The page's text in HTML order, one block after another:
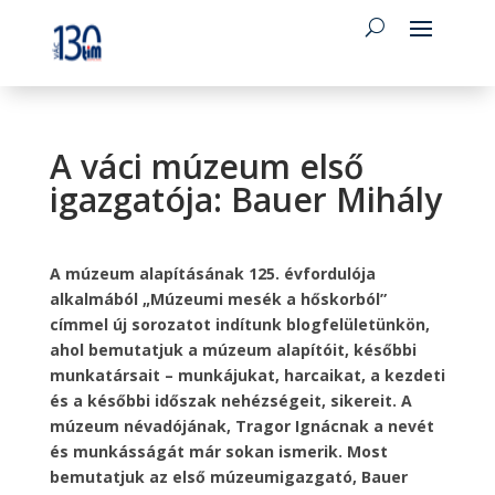
A váci múzeum első
igazgatója: Bauer Mihály
A múzeum alapításának 125. évfordulója
alkalmából „Múzeumi mesék a hőskorból”
címmel új sorozatot indítunk blogfelületünkön,
ahol bemutatjuk a múzeum alapítóit, későbbi
munkatársait – munkájukat, harcaikat, a kezdeti
és a későbbi időszak nehézségeit, sikereit. A
múzeum névadójának, Tragor Ignácnak a nevét
és munkásságát már sokan ismerik. Most
bemutatjuk az első múzeumigazgató, Bauer